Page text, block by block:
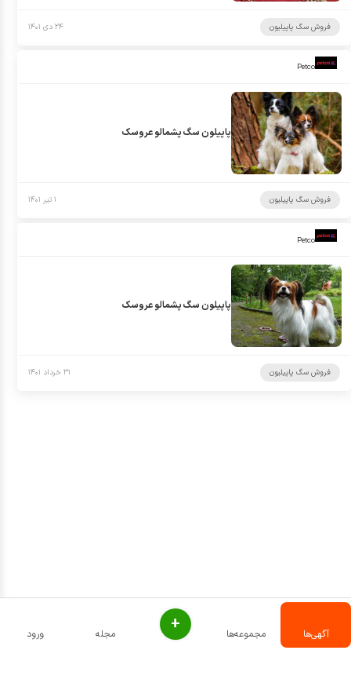
فروش سگ پاپیلیون ۲۴ دی ۱۴۰۱
Petco
پاپیلون سگ پشمالو عروسک
فروش سگ پاپیلیون ۱ تیر ۱۴۰۱
Petco
پاپیلون سگ پشمالو عروسک
فروش سگ پاپیلیون ۳۱ خرداد ۱۴۰۱
ورود مجله + مجموعه‌ها آگهی‌ها